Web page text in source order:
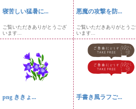
寝苦しい猛暑に...
ご覧いただきありがとうござ
います...
悪魔の攻撃を防...
ご覧いただきありがとう
います...
png ききょ... 手書き風ラフご...